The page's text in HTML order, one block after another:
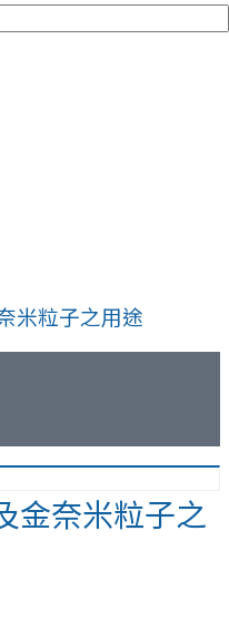
米粒子之用途
金奈米粒子之